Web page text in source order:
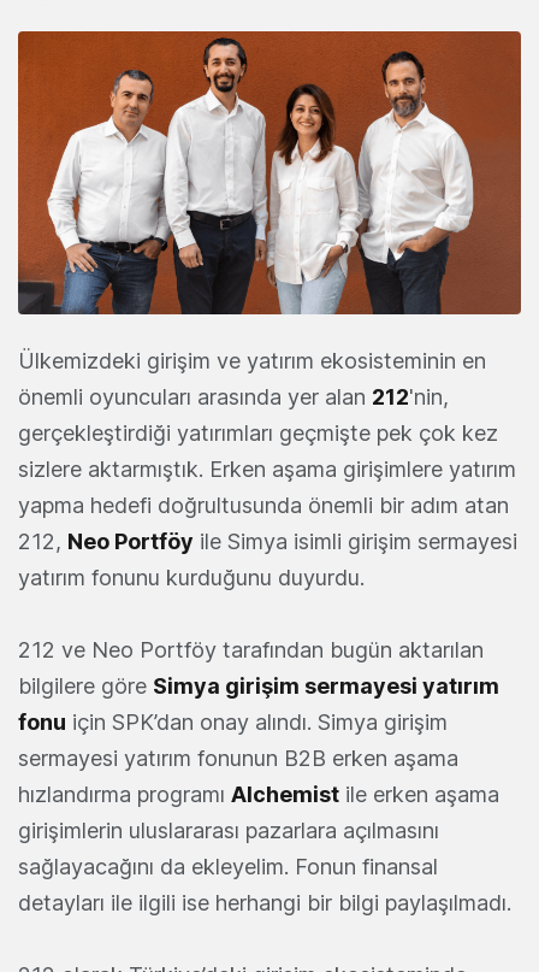
Ülkemizdeki girişim ve yatırım ekosisteminin en
önemli oyuncuları arasında yer alan 212'nin,
gerçekleştirdiği yatırımları geçmişte pek çok kez
sizlere aktarmıştık. Erken aşama girişimlere yatırım
yapma hedefi doğrultusunda önemli bir adım atan
212, Neo Portföy ile Simya isimli girişim sermayesi
yatırım fonunu kurduğunu duyurdu.
212 ve Neo Portföy tarafından bugün aktarılan
bilgilere göre Simya girişim sermayesi yatırım
fonu için SPK’dan onay alındı. Simya girişim
sermayesi yatırım fonunun B2B erken aşama
hızlandırma programı Alchemist ile erken aşama
girişimlerin uluslararası pazarlara açılmasını
sağlayacağını da ekleyelim. Fonun finansal
detayları ile ilgili ise herhangi bir bilgi paylaşılmadı.